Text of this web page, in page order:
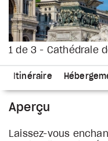
1 de 3 - Cathédrale
Itinéraire
Aperçu
Laissez-vous